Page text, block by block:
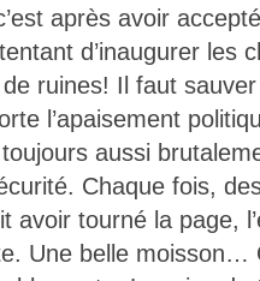
après avoir
d’inaugurer les
de ruines! Il faut
l’apaisement
aussi
Chaque fois,
avoir tourné la page,
Une belle moisson…